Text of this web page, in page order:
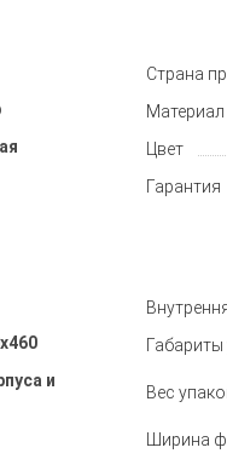
Страна
Материал
Цвет
Гарантия
и
Вес
Ширина